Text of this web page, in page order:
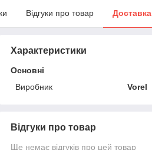
Відгуки про товар Доставка
Характеристики
Основні
Виробник
Vorel
Відгуки про товар
Ще немає відгуків про цей товар